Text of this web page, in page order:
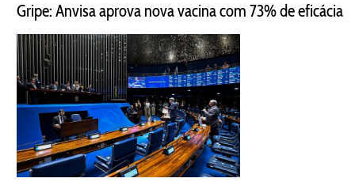
Gripe: Anvisa aprova nova vacina com 73% de eficácia